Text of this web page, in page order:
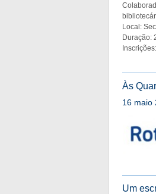
Local:
Duração:
Às
16 maio
Um